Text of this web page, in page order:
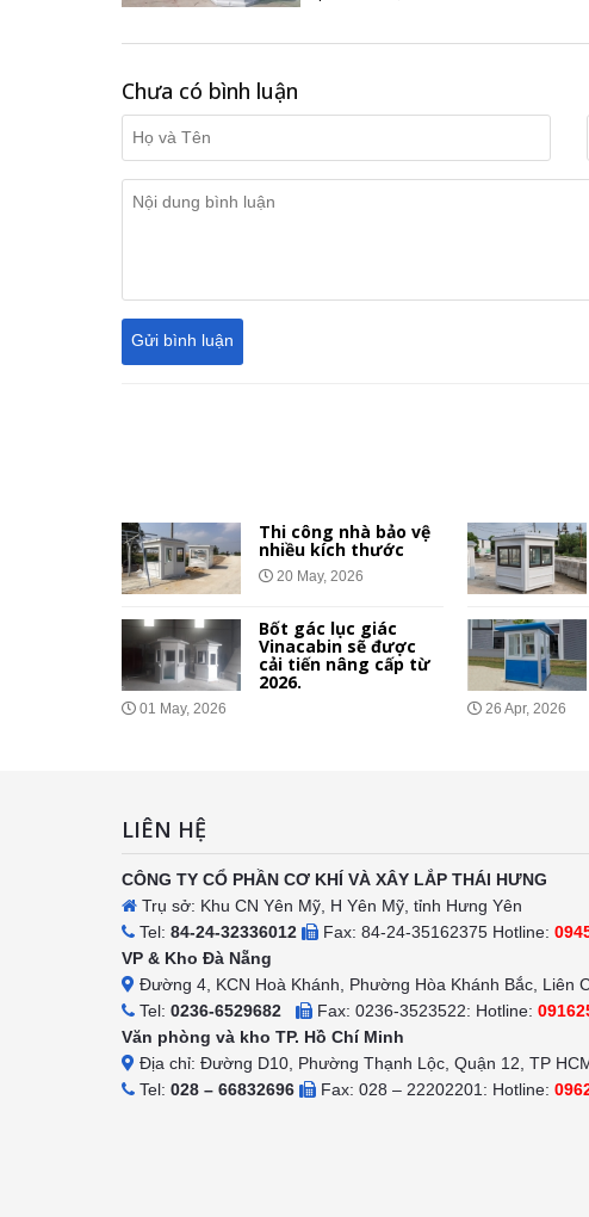
Chưa có bình luận
Thi công nhà bảo vệ
nhiều kích thước
20 May, 2026
Bốt gác lục giác
Vinacabin sẽ được
cải tiến nâng cấp từ
2026.
01 May, 2026 26 Apr, 2026
LIÊN HỆ
CÔNG TY CỔ PHẦN CƠ KHÍ VÀ XÂY LẮP THÁI HƯNG
Trụ sở: Khu CN Yên Mỹ, H Yên Mỹ, tỉnh Hưng Yên
Tel: 84-24-32336012 Fax: 84-24-35162375 Hotline:
VP & Kho Đà Nẵng
Đường 4, KCN Hoà Khánh, Phường Hòa Khánh Bắc, Liên
Tel: 0236-6529682 Fax: 0236-3523522: Hotline:
Văn phòng và kho TP. Hồ Chí Minh
Địa chỉ: Đường D10, Phường Thạnh Lộc, Quận 12, TP
Tel: 028 – 66832696 Fax: 028 – 22202201: Hotline: